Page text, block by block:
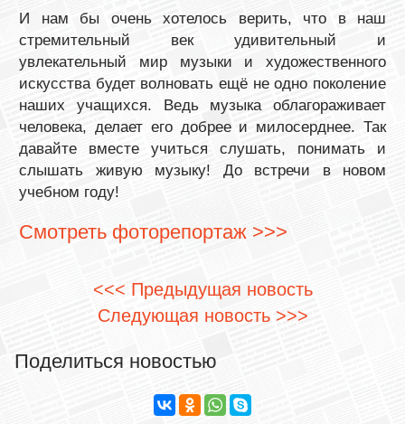
И нам бы очень хотелось верить, что в наш
стремительный век удивительный и
увлекательный мир музыки и художественного
искусства будет волновать ещё не одно поколение
наших учащихся. Ведь музыка облагораживает
человека, делает его добрее и милосерднее. Так
давайте вместе учиться слушать, понимать и
слышать живую музыку! До встречи в новом
учебном году!
Смотреть фоторепортаж >>>
<<< Предыдущая новость
Следующая новость >>>
Поделиться новостью